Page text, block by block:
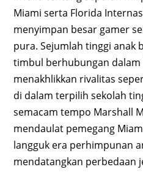
Miami serta Florida
menyimpan besar gamer
pura. Sejumlah tinggi anak
timbul berhubungan dalam
menakhlikkan rivalitas
di dalam terpilih sekolah
semacam tempo Marshall
mendaulat pemegang
langguk era perhimpunan
mendatangkan perbedaan